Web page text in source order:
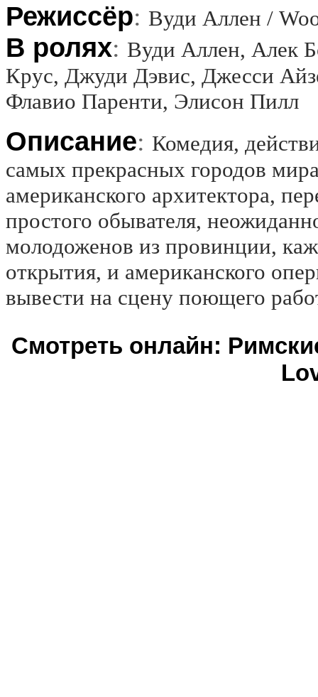
Режиссёр: Вуди Аллен /
В ролях: Вуди Аллен, Алек
Крус, Джуди Дэвис, Джесси
Флавио Паренти, Элисон Пилл
Описание: Комедия,
самых прекрасных городов
американского архитектора,
простого обывателя,
молодоженов из провинции,
открытия, и американского
вывести на сцену поющего
Смотреть онлайн: